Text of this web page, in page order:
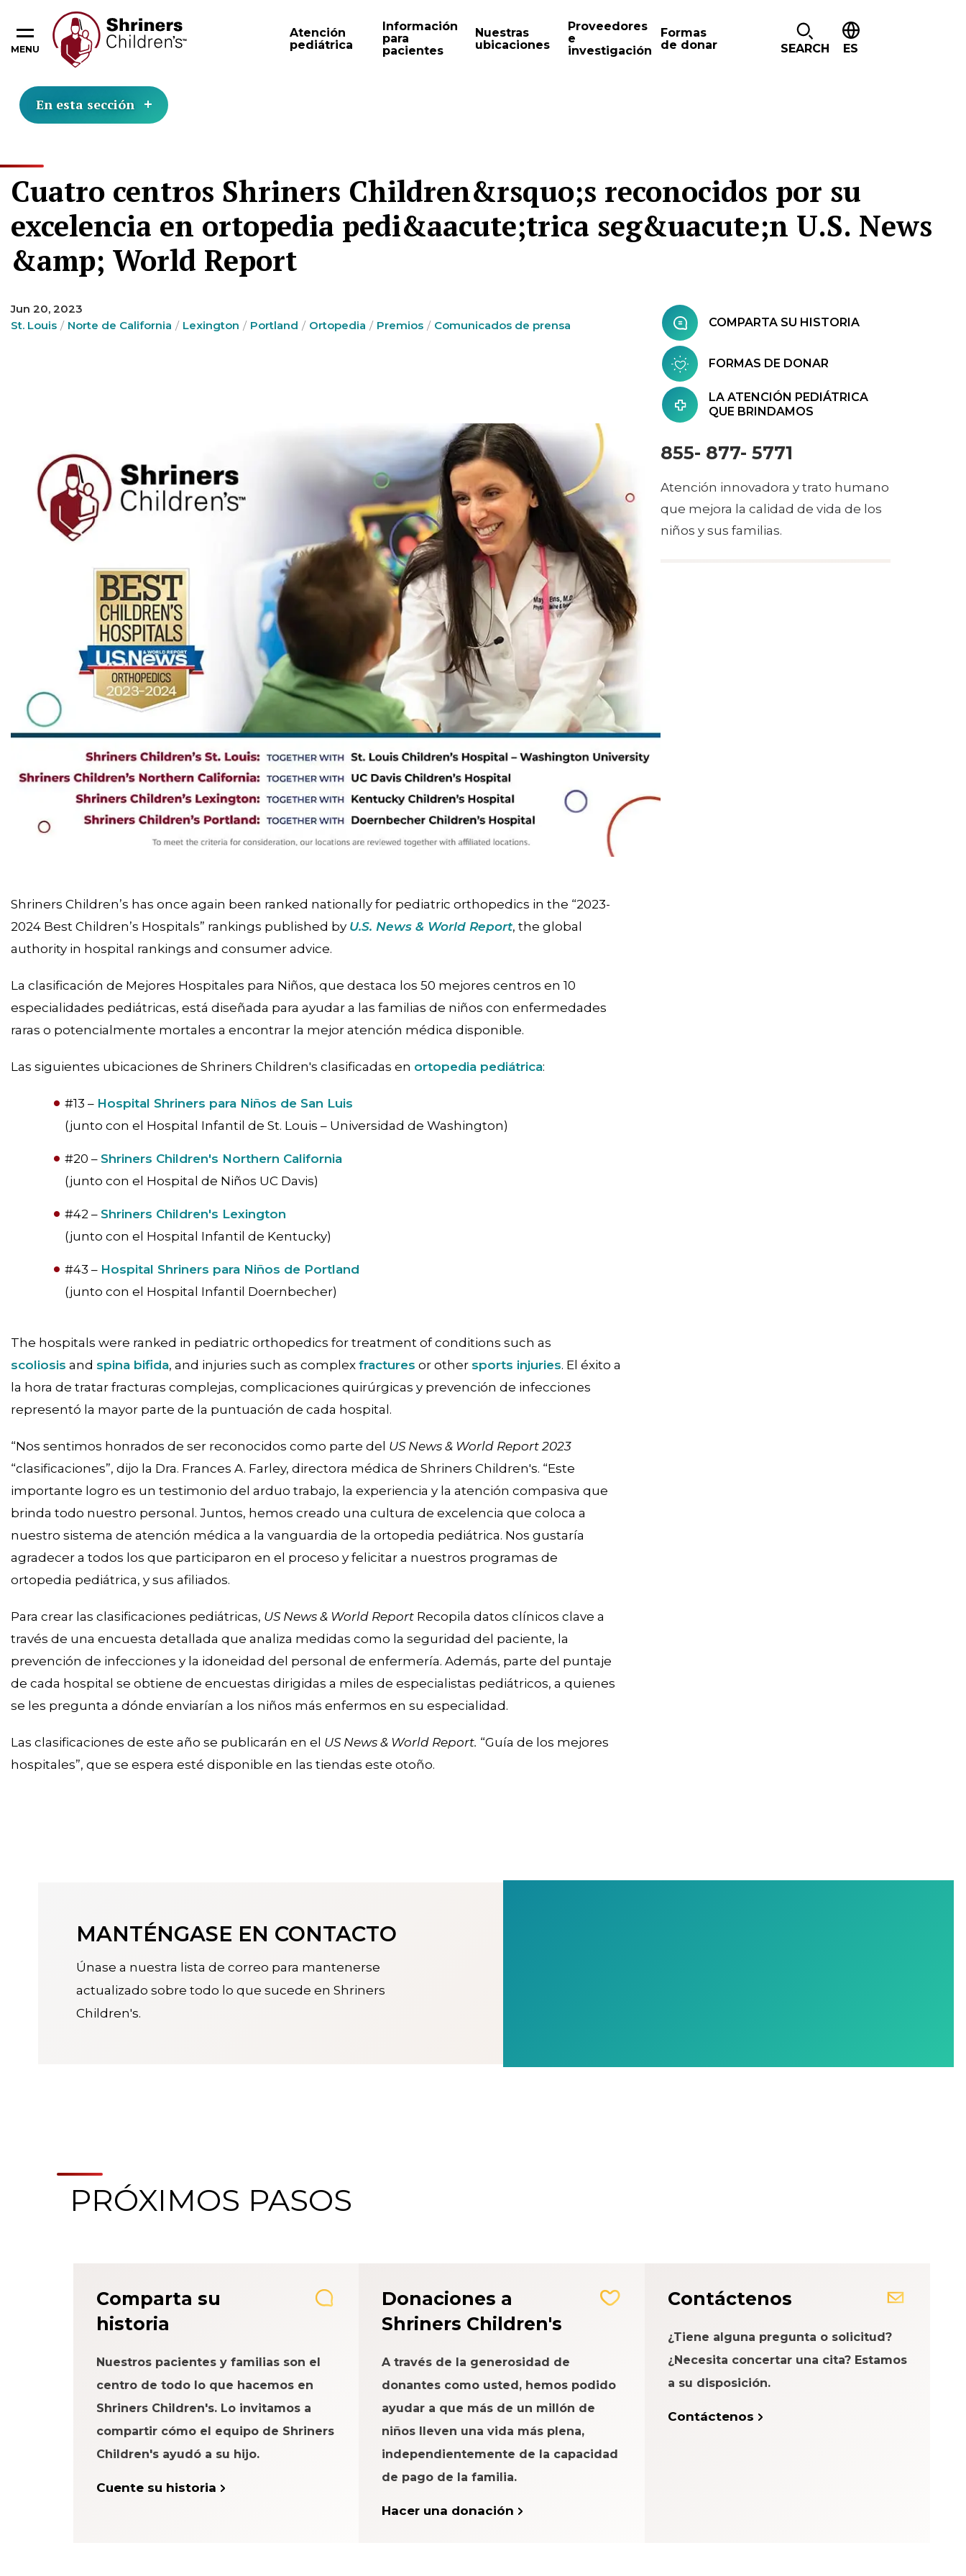
MENU
Atención
pediátrica
Información
para
pacientes
Nuestras
ubicaciones
Proveedores
e
investigación
Formas
de donar
SEARCH ES
En esta sección
Cuatro centros Shriners Children&rsquo;s reconocidos por su
excelencia en ortopedia pedi&aacute;trica seg&uacute;n U.S. News
&amp; World Report
Jun 20, 2023
St. Louis
Norte de California Lexington Portland Ortopedia Premios Comunicados de prensa
Shriners Children’s has once again been ranked nationally for pediatric orthopedics in the “2023-
2024 Best Children’s Hospitals” rankings published by U.S. News & World Report, the global
authority in hospital rankings and consumer advice.
La clasificación de Mejores Hospitales para Niños, que destaca los 50 mejores centros en 10
especialidades pediátricas, está diseñada para ayudar a las familias de niños con enfermedades
raras o potencialmente mortales a encontrar la mejor atención médica disponible.
Las siguientes ubicaciones de Shriners Children's clasificadas en ortopedia pediátrica:
#13 – Hospital Shriners para Niños de San Luis
(junto con el Hospital Infantil de St. Louis – Universidad de Washington)
#20 – Shriners Children's Northern California
(junto con el Hospital de Niños UC Davis)
#42 – Shriners Children's Lexington
(junto con el Hospital Infantil de Kentucky)
#43 – Hospital Shriners para Niños de Portland
(junto con el Hospital Infantil Doernbecher)
The hospitals were ranked in pediatric orthopedics for treatment of conditions such as
scoliosis and spina bifida, and injuries such as complex fractures or other sports injuries. El éxito a
la hora de tratar fracturas complejas, complicaciones quirúrgicas y prevención de infecciones
representó la mayor parte de la puntuación de cada hospital.
“Nos sentimos honrados de ser reconocidos como parte del US News & World Report 2023
“clasificaciones”, dijo la Dra. Frances A. Farley, directora médica de Shriners Children's. “Este
importante logro es un testimonio del arduo trabajo, la experiencia y la atención compasiva que
brinda todo nuestro personal. Juntos, hemos creado una cultura de excelencia que coloca a
nuestro sistema de atención médica a la vanguardia de la ortopedia pediátrica. Nos gustaría
agradecer a todos los que participaron en el proceso y felicitar a nuestros programas de
ortopedia pediátrica, y sus afiliados.
Para crear las clasificaciones pediátricas, US News & World Report Recopila datos clínicos clave a
través de una encuesta detallada que analiza medidas como la seguridad del paciente, la
prevención de infecciones y la idoneidad del personal de enfermería. Además, parte del puntaje
de cada hospital se obtiene de encuestas dirigidas a miles de especialistas pediátricos, a quienes
se les pregunta a dónde enviarían a los niños más enfermos en su especialidad.
Las clasificaciones de este año se publicarán en el US News & World Report. “Guía de los mejores
hospitales”, que se espera esté disponible en las tiendas este otoño.
COMPARTA SU HISTORIA
FORMAS DE DONAR
LA ATENCIÓN PEDIÁTRICA
QUE BRINDAMOS
855- 877- 5771
Atención innovadora y trato humano
que mejora la calidad de vida de los
niños y sus familias.
MANTÉNGASE EN CONTACTO
Únase a nuestra lista de correo para mantenerse
actualizado sobre todo lo que sucede en Shriners
Children's.
PRÓXIMOS PASOS
Comparta su
historia
Nuestros pacientes y familias son el
centro de todo lo que hacemos en
Shriners Children's. Lo invitamos a
compartir cómo el equipo de Shriners
Children's ayudó a su hijo.
Cuente su historia
Donaciones a
Shriners Children's
A través de la generosidad de
donantes como usted, hemos podido
ayudar a que más de un millón de
niños lleven una vida más plena,
independientemente de la capacidad
de pago de la familia.
Hacer una donación
Contáctenos
¿Tiene alguna pregunta o solicitud?
¿Necesita concertar una cita? Estamos
a su disposición.
Contáctenos